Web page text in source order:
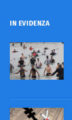
IN EVIDENZA